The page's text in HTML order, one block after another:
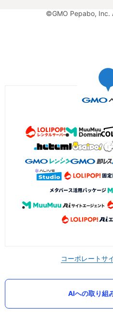
©GMO Pepabo, Inc.
コーポレートサ
AIへの取り組